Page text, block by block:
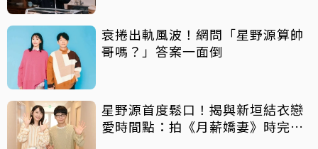
衰捲出軌風波！網問「星野源算帥
哥嗎？」答案一面倒
星野源首度鬆口！揭與新垣結衣戀
愛時間點：拍《月薪嬌妻》時完全